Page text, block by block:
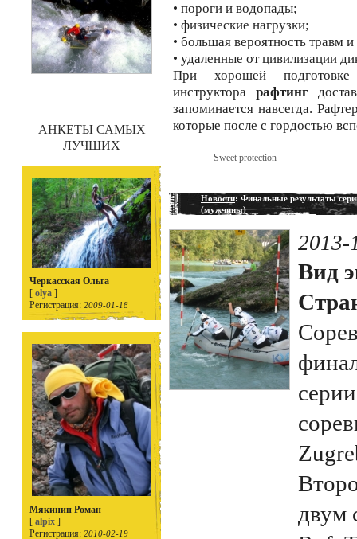
АНКЕТЫ САМЫХ
ЛУЧШИХ
Черкасская Ольга
[ olya ]
Регистрация: 2009-01-18
Мякинин Роман
[ alpix ]
Регистрация: 2010-02-19
• пороги и водопады;
• физические нагрузки;
• большая вероятность травм
• удаленные от цивилизации
При хорошей подготовке
инструктора рафтинг
запоминается навсегда.
которые после с гордостью
Sweet protection
Новости: Финальные результаты
(мужчины)
2013-
Вид
двум